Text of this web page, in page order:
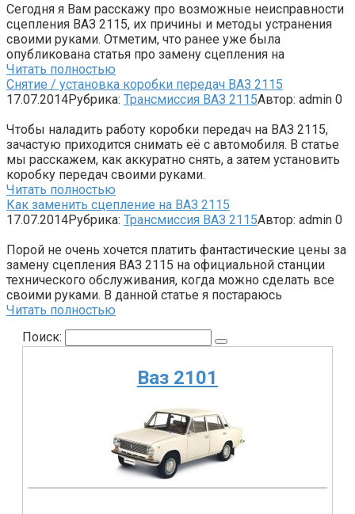
Сегодня я Вам расскажу про возможные неисправности
сцепления ВАЗ 2115, их причины и методы устранения
своими руками. Отметим, что ранее уже была
опубликована статья про замену сцепления на
Читать полностью
Снятие / установка коробки передач ВАЗ 2115
17.07.2014Рубрика: Трансмиссия ВАЗ 2115Автор: admin 0
Чтобы наладить работу коробки передач на ВАЗ 2115,
зачастую приходится снимать её с автомобиля. В статье
мы расскажем, как аккуратно снять, а затем установить
коробку передач своими руками.
Читать полностью
Как заменить сцепление на ВАЗ 2115
17.07.2014Рубрика: Трансмиссия ВАЗ 2115Автор: admin 0
Порой не очень хочется платить фантастические цены за
замену сцепления ВАЗ 2115 на официальной станции
технического обслуживания, когда можно сделать все
своими руками. В данной статье я постараюсь
Читать полностью
Поиск:
Ваз 2101